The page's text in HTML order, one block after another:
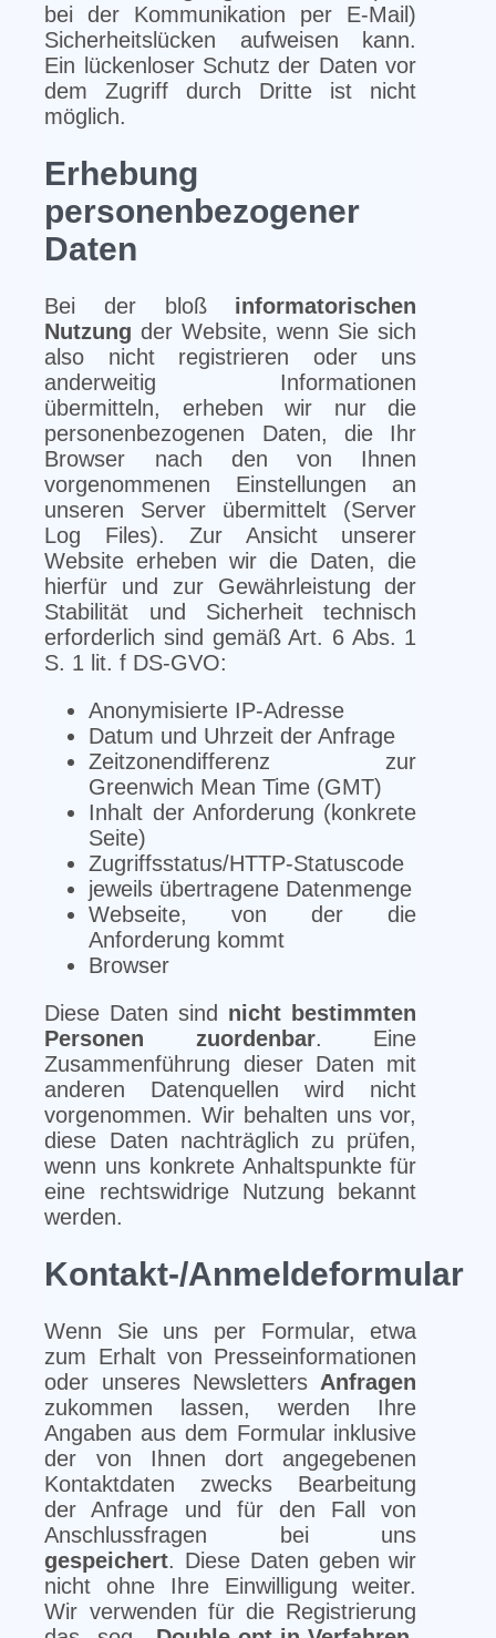
bei der Kommunikation per E-Mail)
Sicherheitslücken aufweisen kann.
Ein lückenloser Schutz der Daten vor
dem Zugriff durch Dritte ist nicht
möglich.
Erhebung
personenbezogener
Daten
Bei der bloß informatorischen
Nutzung der Website, wenn Sie sich
also nicht registrieren oder uns
anderweitig Informationen
übermitteln, erheben wir nur die
personenbezogenen Daten, die Ihr
Browser nach den von Ihnen
vorgenommenen Einstellungen an
unseren Server übermittelt (Server
Log Files). Zur Ansicht unserer
Website erheben wir die Daten, die
hierfür und zur Gewährleistung der
Stabilität und Sicherheit technisch
erforderlich sind gemäß Art. 6 Abs. 1
S. 1 lit. f DS-GVO:
Anonymisierte IP-Adresse
Datum und Uhrzeit der Anfrage
Zeitzonendifferenz zur
Greenwich Mean Time (GMT)
Inhalt der Anforderung (konkrete
Seite)
Zugriffsstatus/HTTP-Statuscode
jeweils übertragene Datenmenge
Webseite, von der die
Anforderung kommt
Browser
Diese Daten sind nicht bestimmten
Personen zuordenbar. Eine
Zusammenführung dieser Daten mit
anderen Datenquellen wird nicht
vorgenommen. Wir behalten uns vor,
diese Daten nachträglich zu prüfen,
wenn uns konkrete Anhaltspunkte für
eine rechtswidrige Nutzung bekannt
werden.
Kontakt-/Anmeldeformular
Wenn Sie uns per Formular, etwa
zum Erhalt von Presseinformationen
oder unseres Newsletters Anfragen
zukommen lassen, werden Ihre
Angaben aus dem Formular inklusive
der von Ihnen dort angegebenen
Kontaktdaten zwecks Bearbeitung
der Anfrage und für den Fall von
Anschlussfragen bei uns
gespeichert. Diese Daten geben wir
nicht ohne Ihre Einwilligung weiter.
Wir verwenden für die Registrierung